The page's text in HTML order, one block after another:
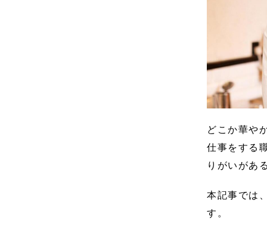
どこか華や
仕事をする
りがいがあ
本記事では
す。